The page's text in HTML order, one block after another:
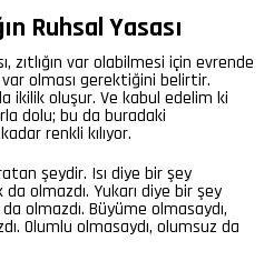
Ruhsal Yasası
zıtlığın var olabilmesi için evrende
olması gerektiğini belirtir.
ikilik oluşur. Ve kabul edelim ki
dolu; bu da buradaki
renkli kılıyor.
şeydir. Isı diye bir şey
da olmazdı. Yukarı diye bir şey
olmazdı. Büyüme olmasaydı,
Olumlu olmasaydı, olumsuz da